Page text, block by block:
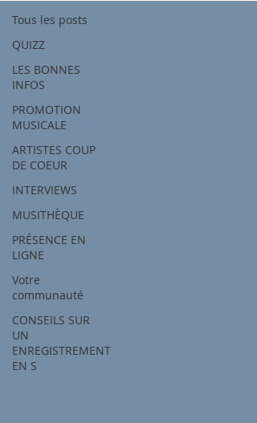
Tous les posts
QUIZZ
LES BONNES
INFOS
PROMOTION
MUSICALE
ARTISTES COUP
DE COEUR
INTERVIEWS
MUSITHÈQUE
PRÉSENCE EN
LIGNE
Votre
communauté
CONSEILS SUR
UN
ENREGISTREMENT
EN S